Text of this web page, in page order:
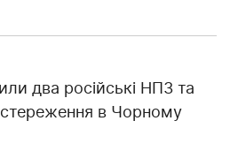
два російські НПЗ та
в Чорному